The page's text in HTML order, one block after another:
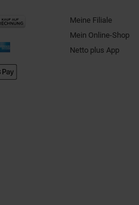
Meine Filiale
Mein Online-Shop
Netto plus App